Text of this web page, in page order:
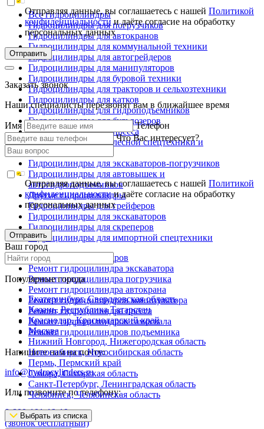
Все гидроцилиндры
Гидроцилиндры для погрузчиков
Гидроцилиндры для автокранов
Гидроцилиндры для коммунальной техники
Гидроцилиндры для автогрейдеров
Гидроцилиндры для манипуляторов
Гидроцилиндры для буровой техники
Гидроцилиндры для тракторов и сельхозтехники
Гидроцилиндры для катков
Гидроцилиндры для гидроподъемников
Гидроцилиндры для бульдозеров
Гидроцилиндры для пресса
Гидроцилиндры для лесной спецтехники и
металловозов
Гидроцилиндры для экскаваторов-погрузчиков
Гидроцилиндры для автовышек и
автогидроподъемников
Другие гидроцилиндры
Гидроцилиндры для грейферов
Гидроцилиндры для экскаваторов
Гидроцилиндры для скреперов
Гидроцилиндры для импортной спецтехники
Ремонт гидроцилиндров
Ремонт гидроцилиндра экскаватора
Ремонт гидроцилиндра погрузчика
Ремонт гидроцилиндра автокрана
Ремонт гидроцилиндров манипулятора
Ремонт гидроцилиндра пресса
Ремонт гидроцилиндров самосвала
Ремонт гидроцилиндров подъемника
Напишите нам на почту:
info@hydrocylinders.ru
Или позвоните по телефону:
8-800-101-19-19
(звонок бесплатный)
Отправляя данные, вы соглашаетесь с нашейПолитикой
конфиденциальностии даёте согласие на обработку
персональных данных
Отправить
Заказать звонок
Наши специалисты перезвонят вам в ближайшее время
Имя
Телефон
Что Вас интересует?
Отправляя данные, вы соглашаетесь с нашейПолитикой
конфиденциальностии даёте согласие на обработку
персональных данных
Отправить
Ваш город
Популярные города
Екатеринбург, Свердловская область
Казань, Республика Татарстан
Краснодар, Краснодарский край
Москва
Нижний Новгород, Нижегородская область
Новосибирск, Новосибирская область
Пермь, Пермский край
Самара, Самарская область
Санкт-Петербург, Ленинградская область
Челябинск, Челябинская область
Выбрать из списка